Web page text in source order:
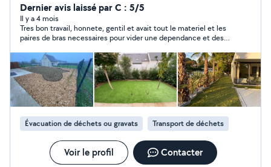
Cesu. Je propose mes services : - Travaux extérieur :
taillage de haies, création de parterre, pose de clôture,
élagage, évacuation de gravats, maçonnerie, semence
et tonte de pelouse (entretien en général). - Travaux
intérieur : peinture, bricolage, toutes autres demandes
Je reste à votre disposition pour d'éventuelles
questions. Paul
Dernier avis laissé par C : 5/5
Il y a 4 mois
Tres bon travail, honnete, gentil et avait tout le materiel et les
paires de bras necessaires pour vider une dependance et des
lui si besoin. Merci pour le travail effectué
Évacuation de déchets ou gravats Transport de déchets
Voir le profil Contacter